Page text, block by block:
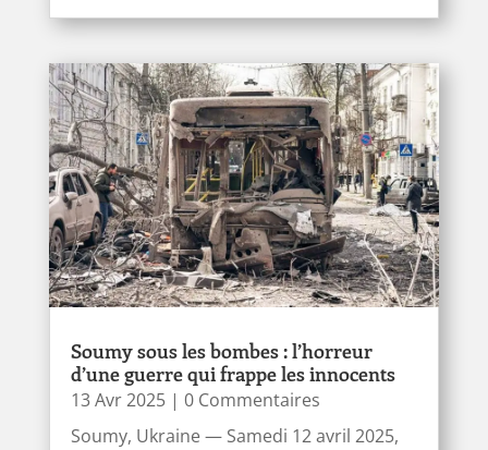
Soumy sous les bombes : l’horreur
d’une guerre qui frappe les innocents
13 Avr 2025| 0 Commentaires
Soumy, Ukraine — Samedi 12 avril 2025,